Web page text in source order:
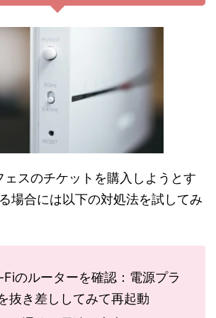
ェスのチケットを購入しようとす
場合には以下の対処法を試してみ
Fiのルーターを確認：電源プラ
抜き差ししてみて再起動